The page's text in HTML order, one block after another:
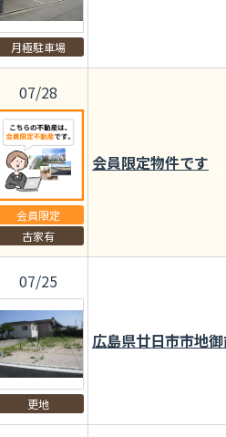
月極駐車場
07/28
会員限定
古家有
会員限定物件です
07/25
更地
広島県廿日市市地